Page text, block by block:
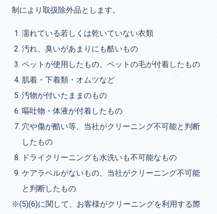
制により取扱除外品とします。
濡れている若しくは乾いていない衣類
汚れ、臭いがあまりにも酷いもの
ペットが使用したもの、ペットの毛が付着したもの
肌着・下着類・オムツなど
汚物が付いたままのもの
嘔吐物・体液が付着したもの
穴や傷が酷い等、当社がクリーニング不可能と判断
したもの
ドライクリーニングも水洗いも不可能なもの
ケアラベルがないもの、当社がクリーニング不可能
と判断したもの
※(5)(6)に関して、お客様がクリーニングを利用する際